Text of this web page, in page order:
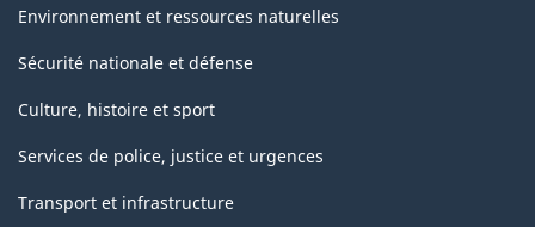
Environnement et ressources naturelles
Sécurité nationale et défense
Culture, histoire et sport
Services de police, justice et urgences
Transport et infrastructure